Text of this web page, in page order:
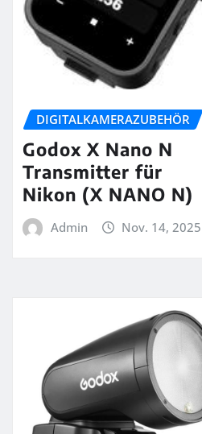
DIGITALKAMERAZUBEHÖR
Godox X Nano N
Transmitter für
Nikon (X NANO N)
Admin Nov. 14, 2025